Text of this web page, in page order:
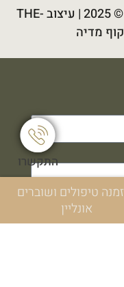
© 2025 |
עיצוב THE-
מדיה
התקשרו
טיפולים ושוברים
אונליין